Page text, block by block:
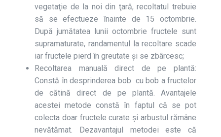
vegetaţie de la noi din ţară, recoltatul trebuie
să se efectueze înainte de 15 octombrie.
După jumătatea lunii octombrie fructele sunt
supramaturate, randamentul la recoltare scade
iar fructele pierd în greutate şi se zbârcesc;
Recoltarea manuală direct de pe plantă:
Constă în desprinderea bob cu bob a fructelor
de cătină direct de pe plantă. Avanta­jele
acestei metode constă în faptul că se pot
colecta doar fructele curate și arbustul rămâne
nevătămat. Dezavantajul metodei este că